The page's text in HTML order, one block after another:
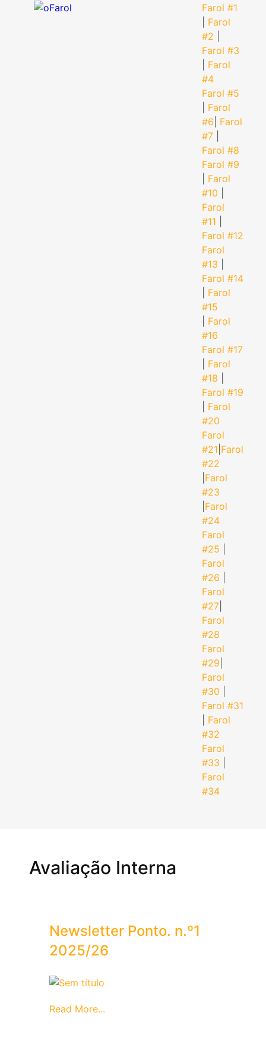
Farol #1
Farol
#2
Farol #3
Farol
#4
Farol #5
Farol
#6 Farol
#7
Farol #8
Farol #9
Farol
#10
Farol
#11
Farol #12
Farol
#13
Farol #14
Farol
#15
Farol
#16
Farol #17
Farol
#18
Farol #19
Farol
#20
Farol
#21 Farol
#22
Farol
#23
Farol
#24
Farol
#25
Farol
#26
Farol
#27
Farol
#28
Farol
#29
Farol
#30
Farol #31
Farol
#32
Farol
#33
Farol
#34
Avaliação Interna
Newsletter Ponto. n.º1
2025/26
Read More...